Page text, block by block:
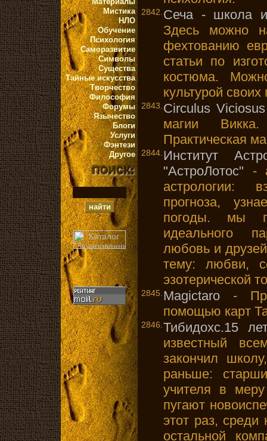
Мистика
НЛО
Обучение
Психология
Саморазвитие
Символы
Существа
Тайные искусства
Творчество
Философия
Форумы
Язычество
Блоги
Услуги
Фэнтези
Другое
2842. Сеча - школа
Здесь можно
фехтованию
статьи по
костюма.
культурой своих
2843. Circulus Viciosus
магии
Практическая
2844. Институт
"АстроЛотос" -
астрологии:
прогноза,
погоды. мы
идеального
любовь и
тему: любви,
эзотерической
2845. Magictaro -
помощью карт
2846. Тибидохс.15
известный
закончил
раньше:
учителя в меру
пугают
этот раз, среди
остальной